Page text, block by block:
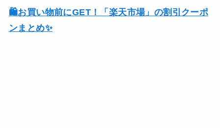
🛍️お買い物前にGET！「楽天市場」の割引クーポ
ンまとめ✨